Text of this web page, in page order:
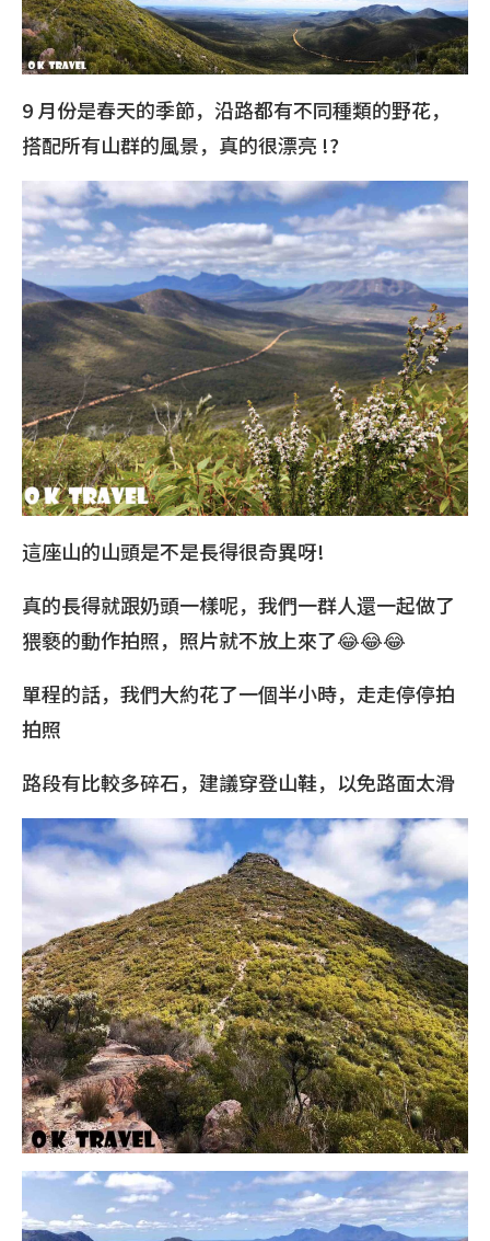
9 月份是春天的季節，沿路都有不同種類的野花，
搭配所有山群的風景，真的很漂亮 !?
這座山的山頭是不是長得很奇異呀!
真的長得就跟奶頭一樣呢，我們一群人還一起做了
猥褻的動作拍照，照片就不放上來了😂😂😂
單程的話，我們大約花了一個半小時，走走停停拍
拍照
路段有比較多碎石，建議穿登山鞋，以免路面太滑